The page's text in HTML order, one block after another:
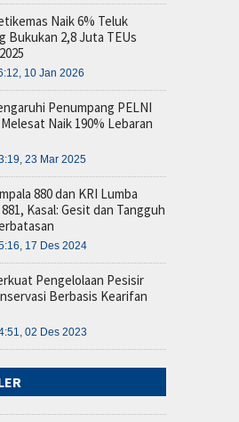
Naik 6% Teluk
Bukukan 2,8 Juta TEUs
10 Jan 2026
Penumpang PELNI
Naik 190% Lebaran
23 Mar 2025
880 dan KRI Lumba
Kasal: Gesit dan Tangguh
17 Des 2024
Pengelolaan Pesisir
Berbasis Kearifan
02 Des 2023